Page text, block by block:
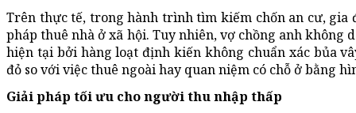
Trên thực tế, trong hành trình tìm kiếm chốn an cư,
pháp thuê nhà ở xã hội. Tuy nhiên, vợ chồng anh
hiện tại bởi hàng loạt định kiến không chuẩn xác bủa
đỏ so với việc thuê ngoài hay quan niệm có chỗ ở bằng
Giải pháp tối ưu cho người thu nhập thấp